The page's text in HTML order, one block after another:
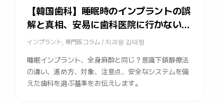
はありません。 そこで、「私も無切開インプラントが
できるのか」気になるところですが、今日は一般的な
インプラントとの違いから、無切開が可能な場合と困
難な場合まで、歯科医師である私が直接お伝えしま
プラントです。 無切開インプラントは、文字通り、歯
茎を切開せずに植えるインプラントです。 特殊な器具
で骨にごく小さな穴を開けてインプラントを植える方
【韓国歯科】睡眠時のインプラントの誤
解と真相、安易に歯科医院に行かないで
ください
インプラント 専門医コラム / 치과왕 김태형
睡眠インプラント、全身麻酔と同じ？意識下鎮静療法
の違い、進め方、対象、注意点、安全なシステムを備
えた歯科を選ぶ基準をお伝えします。